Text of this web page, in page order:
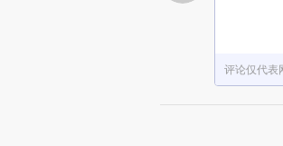
评论仅代表